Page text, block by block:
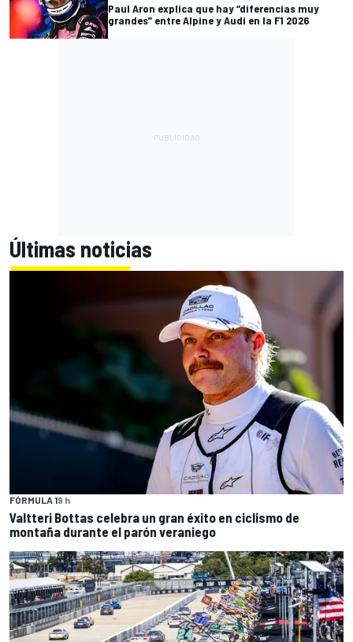
Paul Aron explica que hay “diferencias muy
grandes” entre Alpine y Audi en la F1 2026
Últimas noticias
FÓRMULA 19 h
Valtteri Bottas celebra un gran éxito en ciclismo de
montaña durante el parón veraniego